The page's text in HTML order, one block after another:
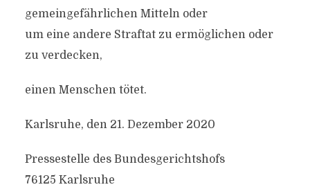
gemeingefährlichen Mitteln oder
um eine andere Straftat zu ermöglichen oder
zu verdecken,
einen Menschen tötet.
Karlsruhe, den 21. Dezember 2020
Pressestelle des Bundesgerichtshofs
76125 Karlsruhe